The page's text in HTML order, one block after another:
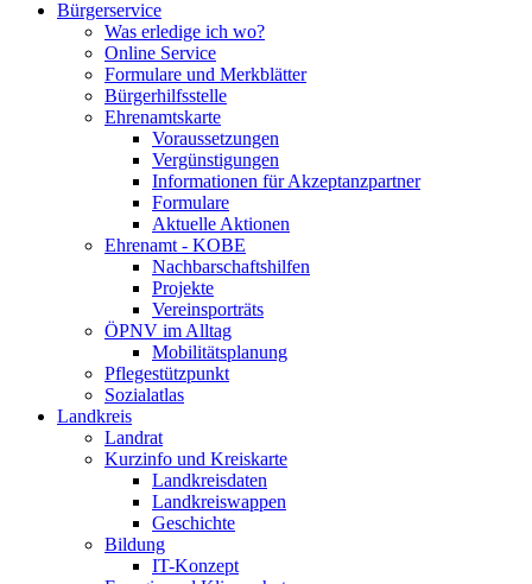
Bürgerservice
Was erledige ich wo?
Online Service
Formulare und Merkblätter
Bürgerhilfsstelle
Ehrenamtskarte
Voraussetzungen
Vergünstigungen
Informationen für Akzeptanzpartner
Formulare
Aktuelle Aktionen
Ehrenamt - KOBE
Nachbarschaftshilfen
Projekte
Vereinsporträts
ÖPNV im Alltag
Mobilitätsplanung
Pflegestützpunkt
Sozialatlas
Landkreis
Landrat
Kurzinfo und Kreiskarte
Landkreisdaten
Landkreiswappen
Geschichte
Bildung
IT-Konzept